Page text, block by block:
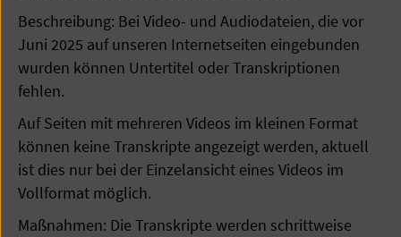
Beschreibung: Bei Video- und Audiodateien, die vor
Juni 2025 auf unseren Internetseiten eingebunden
wurden können Untertitel oder Transkriptionen
fehlen.
Auf Seiten mit mehreren Videos im kleinen Format
können keine Transkripte angezeigt werden, aktuell
ist dies nur bei der Einzelansicht eines Videos im
Vollformat möglich.
Maßnahmen: Die Transkripte werden schrittweise